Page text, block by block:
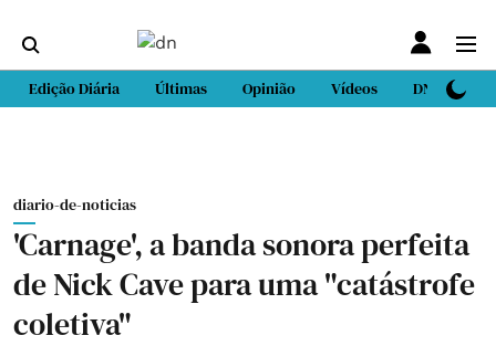
Edição Diária Últimas Opinião Vídeos DN Sport
diario-de-noticias
'Carnage', a banda sonora perfeita
de Nick Cave para uma "catástrofe
coletiva"